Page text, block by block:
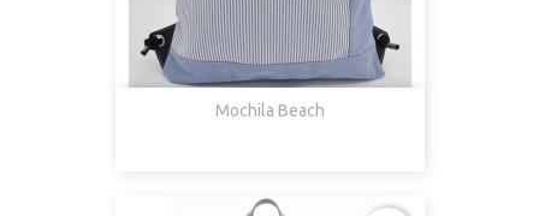
Mochila Beach